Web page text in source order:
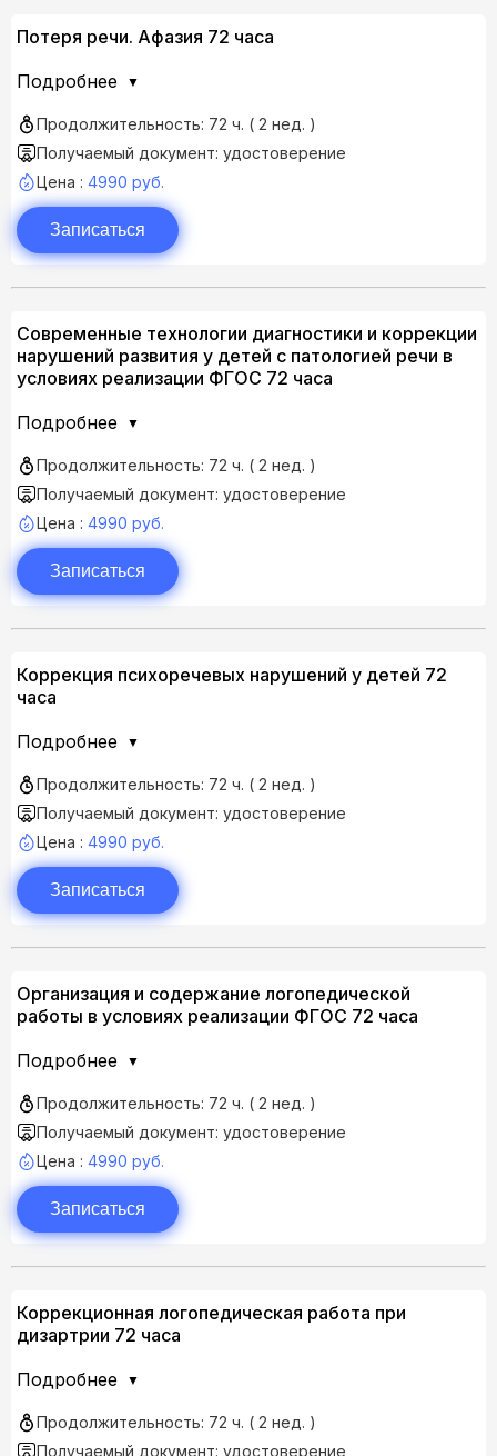
Потеря речи. Афазия 72 часа
Подробнее
Продолжительность: 72 ч. ( 2 нед. )
Получаемый документ: удостоверение
Цена : 4990 руб.
Записаться
Современные технологии диагностики и коррекции
нарушений развития у детей с патологией речи в
условиях реализации ФГОС 72 часа
Подробнее
Продолжительность: 72 ч. ( 2 нед. )
Получаемый документ: удостоверение
Цена : 4990 руб.
Записаться
Коррекция психоречевых нарушений у детей 72
часа
Подробнее
Продолжительность: 72 ч. ( 2 нед. )
Получаемый документ: удостоверение
Цена : 4990 руб.
Записаться
Организация и содержание логопедической
работы в условиях реализации ФГОС 72 часа
Подробнее
Продолжительность: 72 ч. ( 2 нед. )
Получаемый документ: удостоверение
Цена : 4990 руб.
Записаться
Коррекционная логопедическая работа при
дизартрии 72 часа
Подробнее
Продолжительность: 72 ч. ( 2 нед. )
Получаемый документ: удостоверение